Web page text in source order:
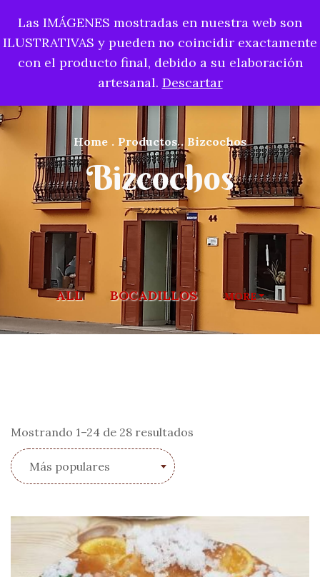
Las IMÁGENES mostradas en nuestra web son
ILUSTRATIVAS y pueden no coincidir exactamente
con el producto final, debido a su elaboración
artesanal. Descartar
Home . Productos . Bizcochos
Bizcochos
ALL BOCADILLOS MORE
Mostrando 1–24 de 28 resultados
Más populares